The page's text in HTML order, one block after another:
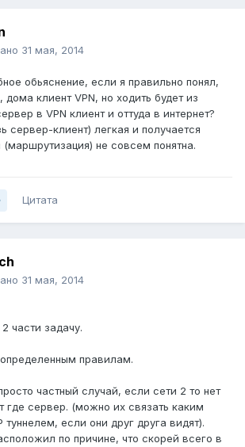
31 мая, 2014
обьяснение, если я правильно понял,
клиент VPN, но ходить будет из
в VPN клиент и оттуда в интернет?
сервер-клиент) легкая и получается
не совсем понятна.
Цитата
31 мая, 2014
части задачу.
правилам.
частный случай, если сети 2 то нет
где сервер. (можно их связать каким
туннелем, если они друг друга видят).
по причине, что скорей всего в